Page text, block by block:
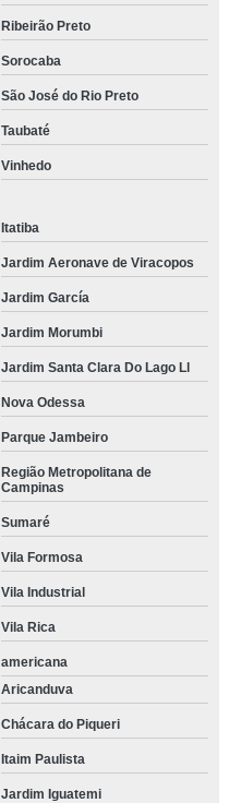
Ribeirão Preto
Sorocaba
São José do Rio Preto
Taubaté
Vinhedo
Itatiba
Jardim Aeronave de Viracopos
Jardim García
Jardim Morumbi
Jardim Santa Clara Do Lago Ll
Nova Odessa
Parque Jambeiro
Região Metropolitana de
Campinas
Sumaré
Vila Formosa
Vila Industrial
Vila Rica
americana
Aricanduva
Chácara do Piqueri
Itaim Paulista
Jardim Iguatemi